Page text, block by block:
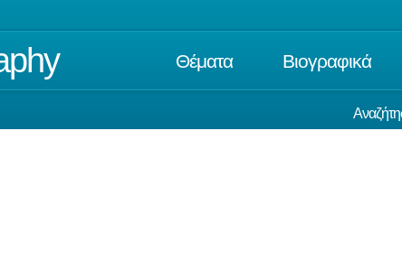
Θέματα Βιογραφικά